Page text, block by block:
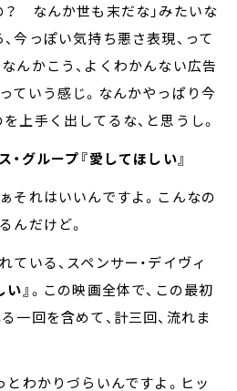
なんか世も末だな」みたいな
っぽい気持ち悪さ表現、って
んかこう、よくわかんない広告
ていう感じ。なんかやっぱり今
上手く出してるな、と思うし。
グループ『愛してほしい』
それはいいんですよ。こんなの
んだけど。
ている、スペンサー・デイヴィ
』。この映画全体で、この最初
一回を含めて、計三回、流れま
とわかりづらいんですよ。ヒッ